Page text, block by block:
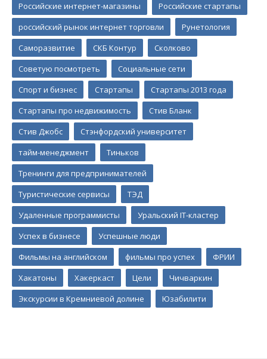
Российские интернет-магазины
Российские стартапы
российский рынок интернет торговли
Рунетология
Саморазвитие
СКБ Контур
Сколково
Советую посмотреть
Социальные сети
Спорт и бизнес
Стартапы
Стартапы 2013 года
Стартапы про недвижимость
Стив Бланк
Стив Джобс
Стэнфордский университет
тайм-менеджмент
Тиньков
Тренинги для предпринимателей
Туристические сервисы
ТЭД
Удаленные программисты
Уральский IT-кластер
Успех в бизнесе
Успешные люди
Фильмы на английском
фильмы про успех
ФРИИ
Хакатоны
Хакеркаст Цели
Чичваркин
Экскурсии в Кремниевой долине
Юзабилити